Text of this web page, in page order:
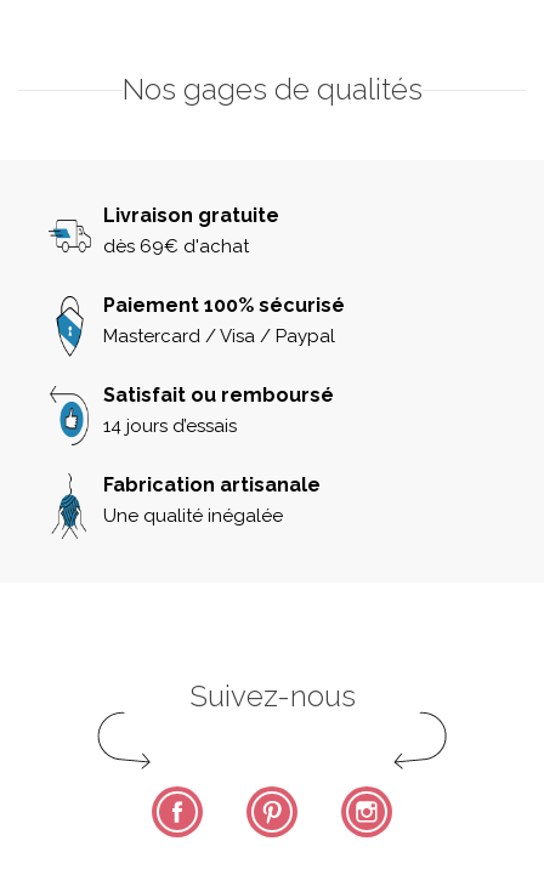
Nos gages de qualités
Livraison gratuite
dès 69€ d'achat
Paiement 100% sécurisé
Mastercard / Visa / Paypal
Satisfait ou remboursé
14 jours d’essais
Fabrication artisanale
Une qualité inégalée
Suivez-nous
Facebook Pinterest